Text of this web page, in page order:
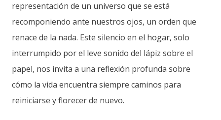
representación de un universo que se está
recomponiendo ante nuestros ojos, un orden que
renace de la nada. Este silencio en el hogar, solo
interrumpido por el leve sonido del lápiz sobre el
papel, nos invita a una reflexión profunda sobre
cómo la vida encuentra siempre caminos para
reiniciarse y florecer de nuevo.